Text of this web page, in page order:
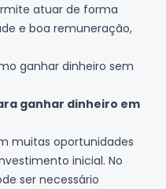
atuar de forma
e boa remuneração,
ganhar dinheiro sem
ganhar dinheiro em
muitas oportunidades
inicial. No
ser necessário